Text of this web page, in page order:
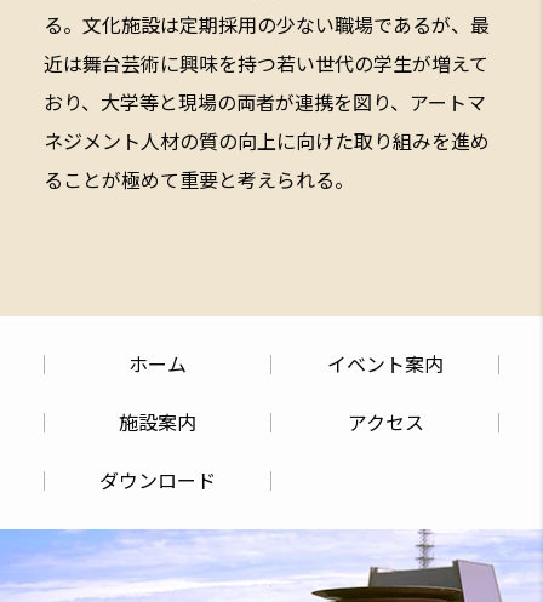
る。文化施設は定期採用の少ない職場であるが、最
近は舞台芸術に興味を持つ若い世代の学生が増えて
おり、大学等と現場の両者が連携を図り、アートマ
ネジメント人材の質の向上に向けた取り組みを進め
ることが極めて重要と考えられる。
ホーム イベント案内
施設案内 アクセス
ダウンロード